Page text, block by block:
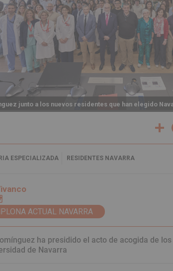
junto a los nuevos residentes que han elegido
ESPECIALIZADA RESIDENTES NAVARRA
ACTUAL NAVARRA
ha presidido el acto de acogida de
de Navarra